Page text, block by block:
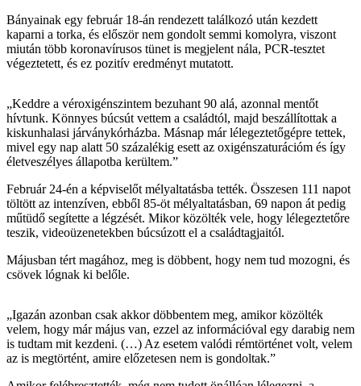
Bányainak egy február 18-án rendezett találkozó után kezdett
kaparni a torka, és először nem gondolt semmi komolyra, viszont
miután több koronavírusos tünet is megjelent nála, PCR-tesztet
végeztetett, és ez pozitív eredményt mutatott.
„Keddre a véroxigénszintem bezuhant 90 alá, azonnal mentőt
hívtunk. Könnyes búcsút vettem a családtól, majd beszállítottak a
kiskunhalasi járványkórházba. Másnap már lélegeztetőgépre tettek,
mivel egy nap alatt 50 százalékig esett az oxigénszaturációm és így
életveszélyes állapotba kerültem.”
Február 24-én a képviselőt mélyaltatásba tették. Összesen 111 napot
töltött az intenzíven, ebből 85-öt mélyaltatásban, 69 napon át pedig
műtüdő segítette a légzését. Mikor közölték vele, hogy lélegeztetőre
teszik, videoüzenetekben búcsúzott el a családtagjaitól.
Májusban tért magához, meg is döbbent, hogy nem tud mozogni, és
csövek lógnak ki belőle.
„Igazán azonban csak akkor döbbentem meg, amikor közölték
velem, hogy már május van, ezzel az információval egy darabig nem
is tudtam mit kezdeni. (…) Az esetem valódi rémtörténet volt, velem
az is megtörtént, amire előzetesen nem is gondoltak.”